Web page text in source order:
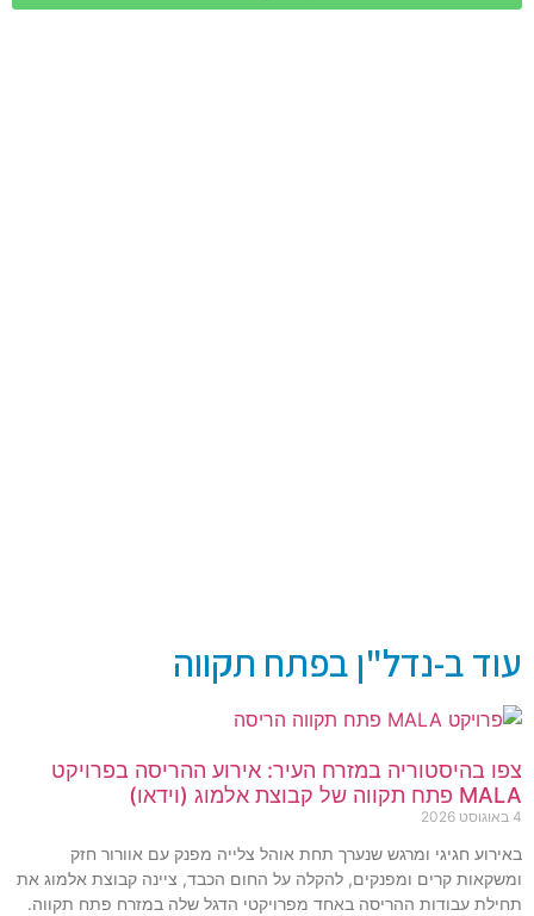
עוד ב-נדל"ן בפתח תקווה
צפו בהיסטוריה במזרח העיר: אירוע ההריסה בפרויקט
MALA פתח תקווה של קבוצת אלמוג (וידאו)
4 באוגוסט 2026
באירוע חגיגי ומרגש שנערך תחת אוהל צלייה מפנק עם אוורור חזק
ומשקאות קרים ומפנקים, להקלה על החום הכבד, ציינה קבוצת אלמוג את
תחילת עבודות ההריסה באחד מפרויקטי הדגל שלה במזרח פתח תקווה.